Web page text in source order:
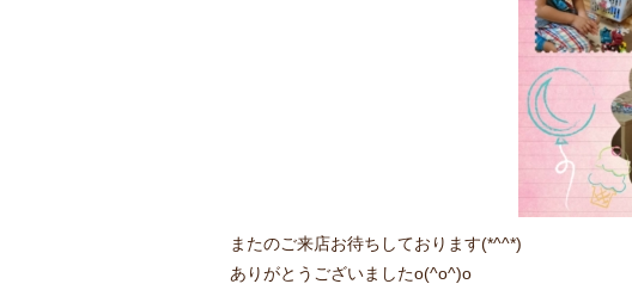
またのご来店お待ちしております(*^^*)
ありがとうございましたo(^o^)o